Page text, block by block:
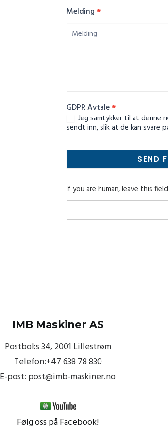
Melding*
GDPR Avtale*
Jeg samtykker til at denne
sendt inn, slik at de kan svare
SEND
If you are human, leave this
IMB Maskiner AS
Postboks 34, 2001 Lillestrøm
Telefon:+47 638 78 830
E-post: post@imb-maskiner.no
Følg oss på Facebook!